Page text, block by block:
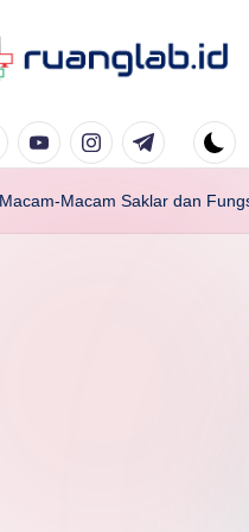
YouTubeInstagramTelegram
Macam-Macam Saklar dan